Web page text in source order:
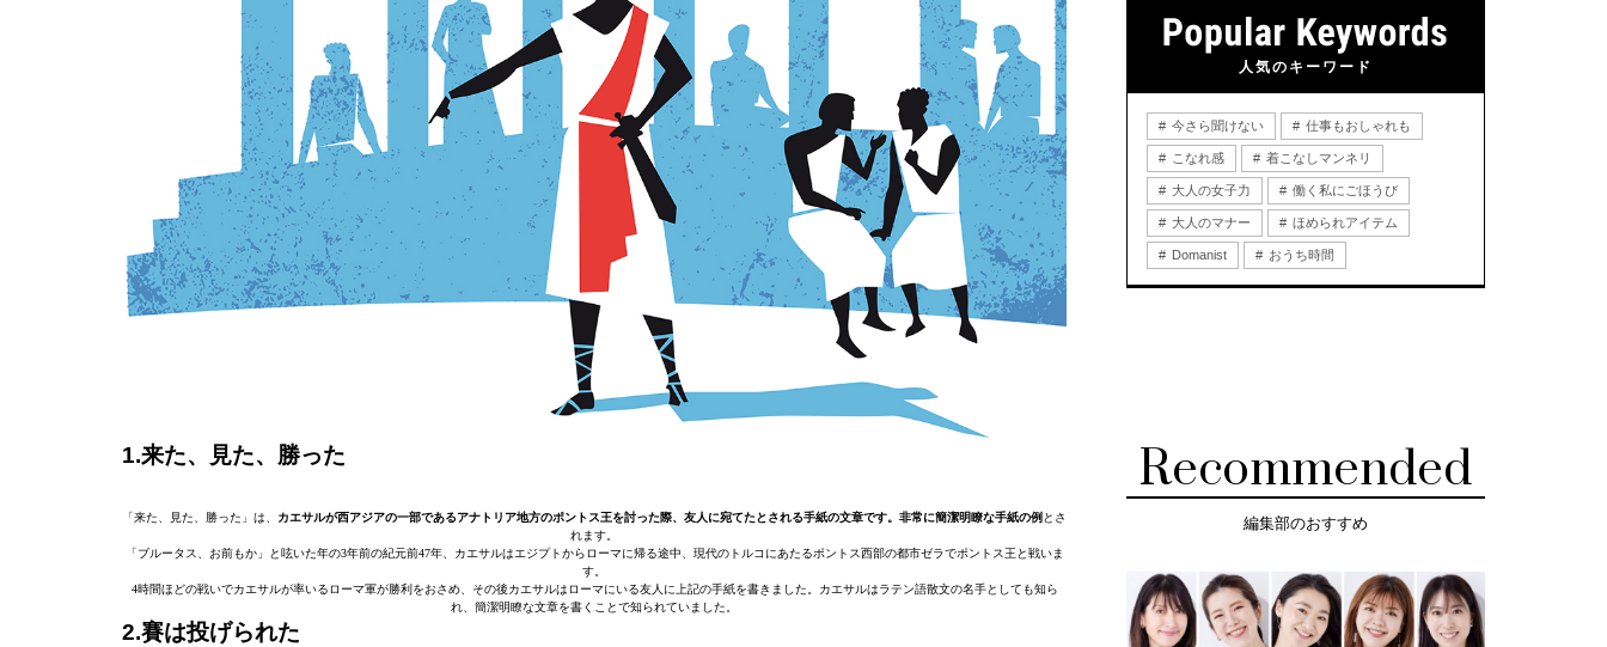
1.来た、見た、勝った
「来た、見た、勝った」は、 カエサルが西アジアの一部であるアナトリア地方のポントス王を討った際、友人に宛てたとされる手紙の文章です。非常に簡潔明瞭な手紙の例 とさ
れます。
「ブルータス、お前もか」と呟いた年の3年前の紀元前47年、カエサルはエジプトからローマに帰る途中、現代のトルコにあたるポントス西部の都市ゼラでポントス王と戦いま
す。
4時間ほどの戦いでカエサルが率いるローマ軍が勝利をおさめ、その後カエサルはローマにいる友人に上記の手紙を書きました。カエサルはラテン語散文の名手としても知ら
れ、簡潔明瞭な文章を書くことで知られていました。
2.賽は投げられた
人気のキーワード
今さら聞けない 仕事もおしゃれも
こなれ感 着こなしマンネリ
大人の女子力 働く私にごほうび
大人のマナー ほめられアイテム
Domanist おうち時間
Recommended
編集部のおすすめ